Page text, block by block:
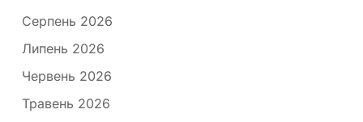
Серпень 2026
Липень 2026
Червень 2026
Травень 2026